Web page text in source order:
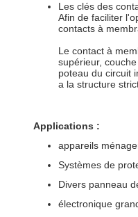
Les clés des
Afin de faciliter
contacts à
Le contact à
supérieur,
poteau du circuit
a la structure
Applications :
appareils
Systèmes de
Divers panneau
électronique